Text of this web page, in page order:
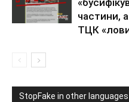
частини,
ТЦК
StopFake in other languages